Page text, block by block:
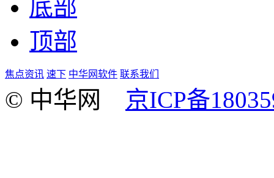
底部
顶部
焦点资讯 速下 中华网软件 联系我们
© 中华网 京ICP备